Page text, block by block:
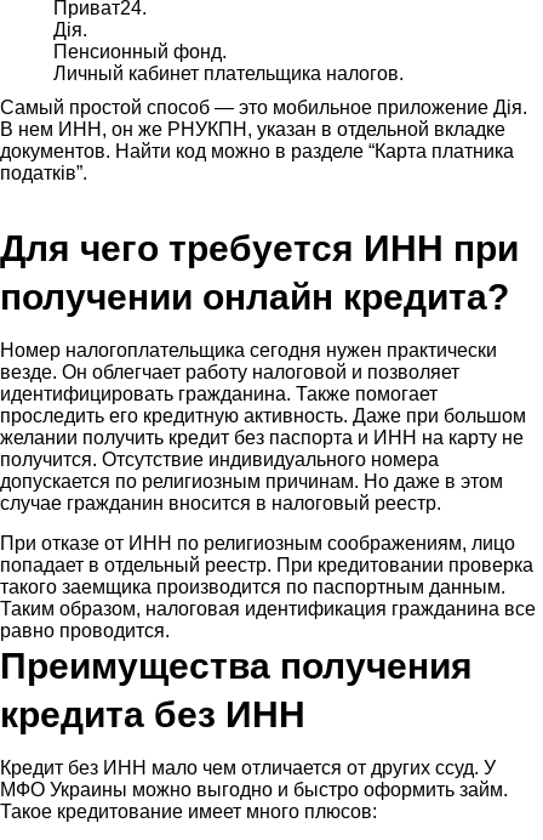
Приват24.
Дiя.
Пенсионный фонд.
Личный кабинет плательщика налогов.
Самый простой способ — это мобильное приложение Дiя.
В нем ИНН, он же РНУКПН, указан в отдельной вкладке
документов. Найти код можно в разделе “Карта платника
податків”.
Для чего требуется ИНН при
получении онлайн кредита?
Номер налогоплательщика сегодня нужен практически
везде. Он облегчает работу налоговой и позволяет
идентифицировать гражданина. Также помогает
проследить его кредитную активность. Даже при большом
желании получить кредит без паспорта и ИНН на карту не
получится. Отсутствие индивидуального номера
допускается по религиозным причинам. Но даже в этом
случае гражданин вносится в налоговый реестр.
При отказе от ИНН по религиозным соображениям, лицо
попадает в отдельный реестр. При кредитовании проверка
такого заемщика производится по паспортным данным.
Таким образом, налоговая идентификация гражданина все
равно проводится.
Преимущества получения
кредита без ИНН
Кредит без ИНН мало чем отличается от других ссуд. У
МФО Украины можно выгодно и быстро оформить займ.
Такое кредитование имеет много плюсов: